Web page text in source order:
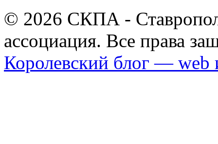
© 2026 СКПА -
ассоциация. Все права
Королевский блог — web